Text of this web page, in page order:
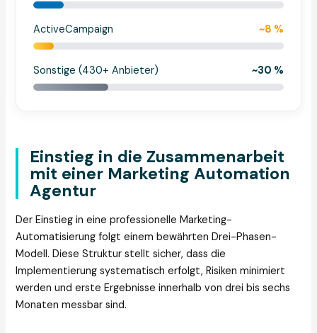
ActiveCampaign ~8 %
Sonstige (430+ Anbieter) ~30 %
Einstieg in die Zusammenarbeit
mit einer Marketing Automation
Agentur
Der Einstieg in eine professionelle Marketing-
Automatisierung folgt einem bewährten Drei-Phasen-
Modell. Diese Struktur stellt sicher, dass die
Implementierung systematisch erfolgt, Risiken minimiert
werden und erste Ergebnisse innerhalb von drei bis sechs
Monaten messbar sind.